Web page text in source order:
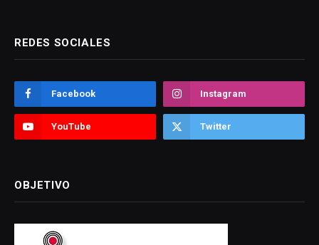
REDES SOCIALES
Facebook Instagram
YouTube Twitter
OBJETIVO